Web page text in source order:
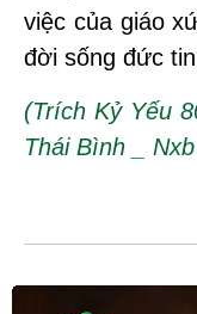
việc của giáo
đời sống đức
(Trích Kỷ Yếu
Thái Bình _